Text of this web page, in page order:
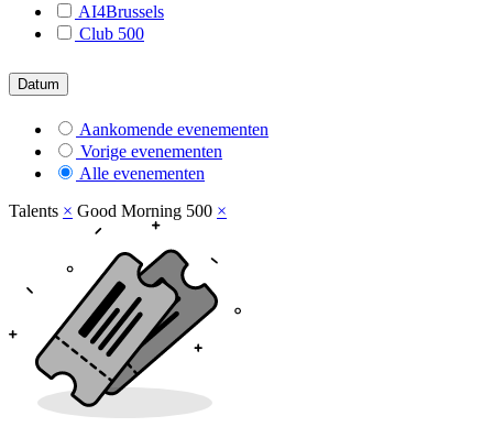
AI4Brussels
Club 500
Datum
Aankomende evenementen
Vorige evenementen
Alle evenementen
Talents × Good Morning 500 ×